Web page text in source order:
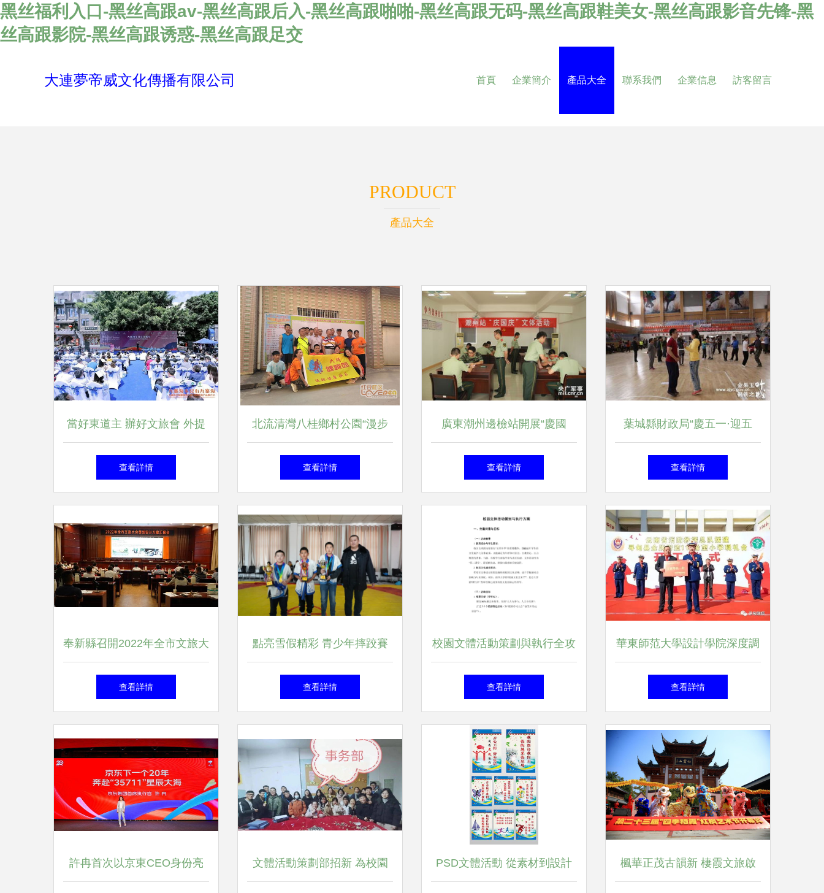
黑丝福利入口-黑丝高跟av-黑丝高跟后入-黑丝高跟啪啪-黑丝高跟无码-黑丝高跟鞋美女-黑丝高跟影音先锋-黑
丝高跟影院-黑丝高跟诱惑-黑丝高跟足交
大連夢帝威文化傳播有限公司 首頁 企業簡介 產品大全 聯系我們 企業信息 訪客留言
PRODUCT
產品大全
當好東道主 辦好文旅會 外提
顏值招人氣 內修氣質增魅力
省文旅大會籌備工作側記
查看詳情
北流清灣八桂鄉村公園“漫步
游八桂·健康眾人生”游園獲大
查看詳情
廣東潮州邊檢站開展“慶國
慶”系列文體活動策劃方案
查看詳情
葉城縣財政局“慶五一·迎五
四”文體活動方案
查看詳情
奉新縣召開2022年全市文旅大
會策劃設計方案匯報會，擘畫
查看詳情
點亮雪假精彩 青少年摔跤賽
事綻放冬日活力
查看詳情
校園文體活動策劃與執行全攻
略 從創意到落地的完美閉環
查看詳情
華東師范大學設計學院深度調
研我縣文創產品開發與文體活
查看詳情
許冉首次以京東CEO身份亮 文體活動策劃部招新 為校園 PSD文體活動 從素材到設計 楓華正茂古韻新 棲霞文旅啟